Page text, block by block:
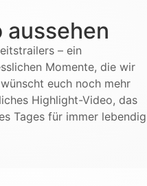
– ein
Momente, die wir
euch noch mehr
Highlight-Video, das
Tages für immer lebendig